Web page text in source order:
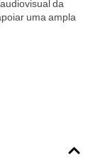
da
uma ampla